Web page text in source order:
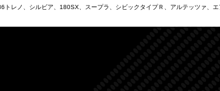
レノ、シルビア、180SX、スープラ、シビックタイプＲ、アルテッツァ、